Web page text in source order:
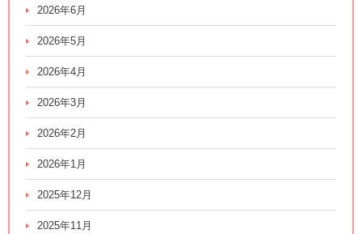
2026年6月
2026年5月
2026年4月
2026年3月
2026年2月
2026年1月
2025年12月
2025年11月